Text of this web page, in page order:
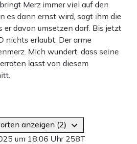
Merz immer viel auf den
es dann ernst wird, sagt ihm die
er davon umsetzen darf. Bis jetzt
nichts erlaubt. Der arme
Mich wundert, dass seine
lässt von diesem
anzeigen (2)
um 18:06 Uhr 258T